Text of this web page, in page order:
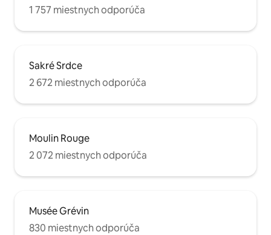
1 757 miestnych odporúča
Sakré Srdce
2 672 miestnych odporúča
Moulin Rouge
2 072 miestnych odporúča
Musée Grévin
830 miestnych odporúča